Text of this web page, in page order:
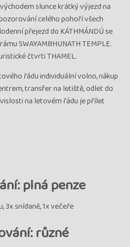
slunce krátký výjezd na
celého pohoří všech
přejezd do KÁTHMÁNDÚ se
SWAYAMBHUNATH TEMPLE.
čtvrti THAMEL.
řádu individuální volno, nákup
transfer na letiště, odlet do
na letovém řádu je přílet
plná penze
3x snídaně, 1x večeře
různé